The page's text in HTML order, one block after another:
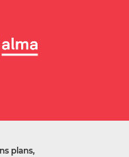
plans,